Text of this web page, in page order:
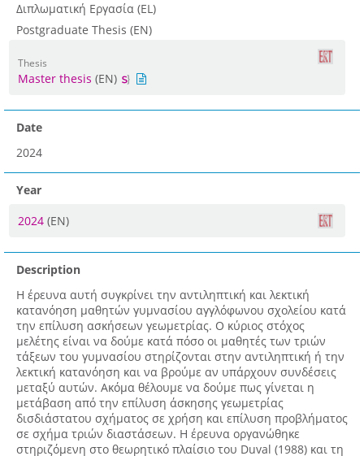
Διπλωματική Εργασία (EL)
Postgraduate Thesis (EN)
Thesis
Master thesis (EN)
Date
2024
Year
2024 (EN)
Description
Η έρευνα αυτή συγκρίνει την αντιληπτική και λεκτική
κατανόηση μαθητών γυμνασίου αγγλόφωνου σχολείου κατά
την επίλυση ασκήσεων γεωμετρίας. Ο κύριος στόχος
μελέτης είναι να δούμε κατά πόσο οι μαθητές των τριών
τάξεων του γυμνασίου στηρίζονται στην αντιληπτική ή την
λεκτική κατανόηση και να βρούμε αν υπάρχουν συνδέσεις
μεταξύ αυτών. Ακόμα θέλουμε να δούμε πως γίνεται η
μετάβαση από την επίλυση άσκησης γεωμετρίας
δισδιάστατου σχήματος σε χρήση και επίλυση προβλήματος
σε σχήμα τριών διαστάσεων. Η έρευνα οργανώθηκε
στηριζόμενη στο θεωρητικό πλαίσιο του Duval (1988) και τη